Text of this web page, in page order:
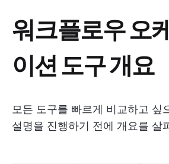
워크플로우 오
이션 도구 개요
모든 도구를 빠르게 비교하고 싶
설명을 진행하기 전에 개요를 살